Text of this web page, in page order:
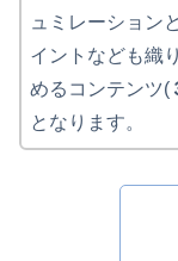
ュミレーション
イントなども織
めるコンテンツ(
となります。